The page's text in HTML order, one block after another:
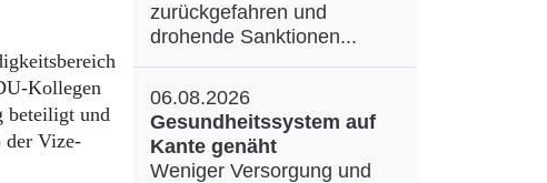
Kollegen
beteiligt und
der Vize-
zurückgefahren und
drohende Sanktionen...
06.08.2026
Gesundheitssystem auf
Kante genäht
Weniger Versorgung und